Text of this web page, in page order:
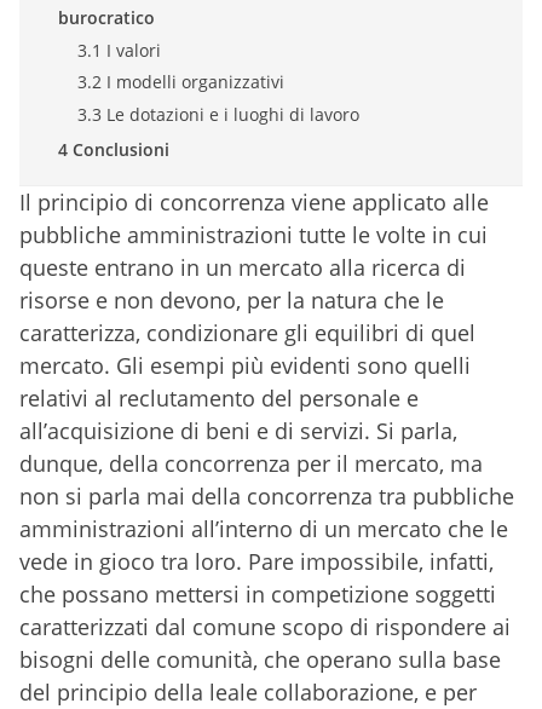
burocratico
3.1 I valori
3.2 I modelli organizzativi
3.3 Le dotazioni e i luoghi di lavoro
4 Conclusioni
Il principio di concorrenza viene applicato alle
pubbliche amministrazioni tutte le volte in cui
queste entrano in un mercato alla ricerca di
risorse e non devono, per la natura che le
caratterizza, condizionare gli equilibri di quel
mercato. Gli esempi più evidenti sono quelli
relativi al reclutamento del personale e
all’acquisizione di beni e di servizi. Si parla,
dunque, della concorrenza per il mercato, ma
non si parla mai della concorrenza tra pubbliche
amministrazioni all’interno di un mercato che le
vede in gioco tra loro. Pare impossibile, infatti,
che possano mettersi in competizione soggetti
caratterizzati dal comune scopo di rispondere ai
bisogni delle comunità, che operano sulla base
del principio della leale collaborazione, e per